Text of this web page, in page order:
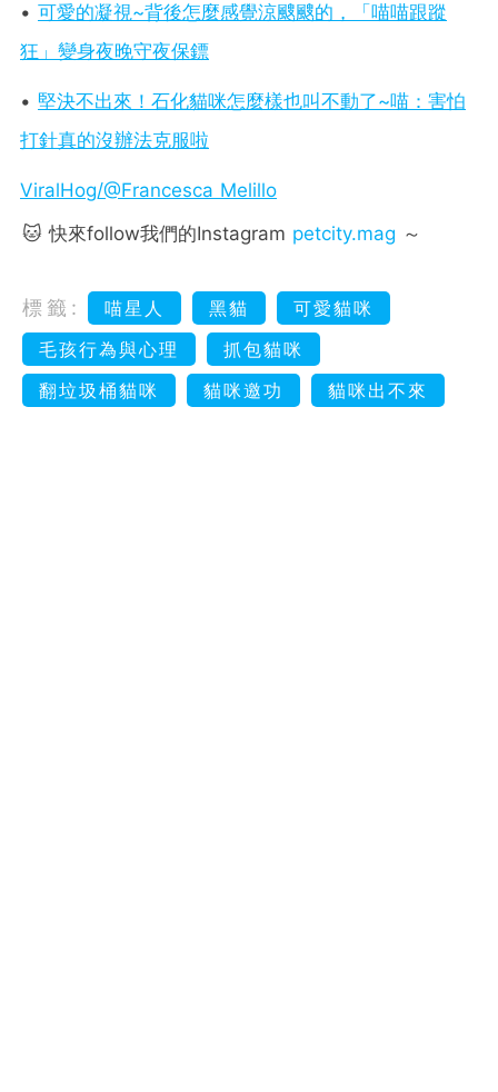
• 可愛的凝視~背後怎麼感覺涼颼颼的，「喵喵跟蹤
狂」變身夜晚守夜保鏢
• 堅決不出來！石化貓咪怎麼樣也叫不動了~喵：害怕
打針真的沒辦法克服啦
ViralHog/@Francesca Melillo
🐱 快來follow我們的Instagram petcity.mag ～
標籤: 喵星人 黑貓
可愛貓咪
毛孩行為與心理
抓包貓咪
翻垃圾桶貓咪
貓咪邀功 貓咪出不來